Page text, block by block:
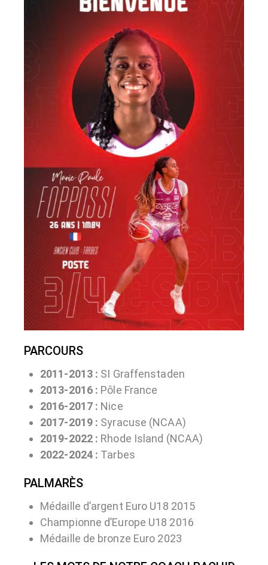
PARCOURS
2011-2013 : SI Graffenstaden
2013-2016 : Pôle France
2016-2017 : Nice
2017-2019 : Syracuse (NCAA)
2019-2022 : Rhode Island (NCAA)
2022-2024 : Tarbes
PALMARÈS
Médaille d’argent Euro U18 2015
Championne d’Europe U18 2016
Médaille de bronze Euro 2023